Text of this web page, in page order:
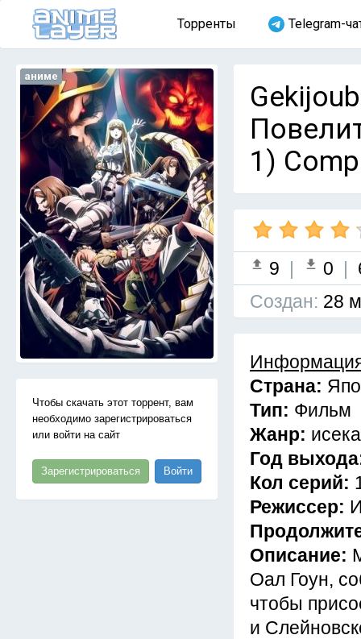
Торренты Telegram-
аниме
Чтобы скачать этот торрент, вам
необходимо зарегистрироваться
или войти на сайт
Зарегистрироваться Войти
1)
9 | 0 |
Cоздан: 28
Страна:
Тип: Фильм
Жанр:
Год
Кол серий:
Режиссер:
Описание:
Оал Гоун,
чтобы
и